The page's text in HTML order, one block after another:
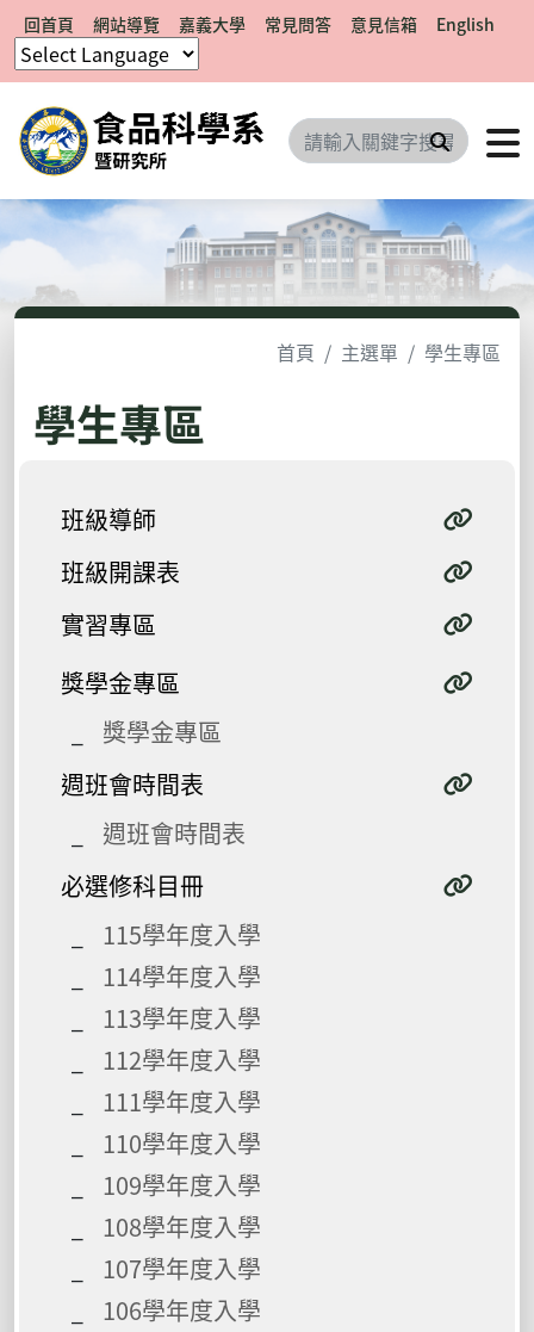
回首頁 網站導覽 嘉義大學 常見問答 意見信箱 English
搜尋
首頁 主選單 學生專區
學生專區
班級導師
班級開課表
實習專區
獎學金專區
獎學金專區
週班會時間表
週班會時間表
必選修科目冊
115學年度入學
114學年度入學
113學年度入學
112學年度入學
111學年度入學
110學年度入學
109學年度入學
108學年度入學
107學年度入學
106學年度入學